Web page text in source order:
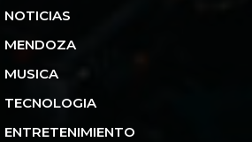
NOTICIAS
MENDOZA
MUSICA
TECNOLOGIA
ENTRETENIMIENTO